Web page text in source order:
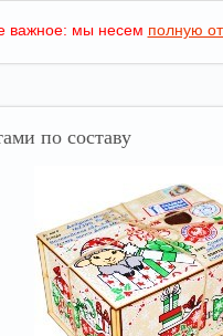
важное: мы несем полную
по составу